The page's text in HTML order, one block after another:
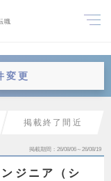
職
変更
掲載終了間近
掲載期間 26/08/06～26/08/19
ジニア（シ